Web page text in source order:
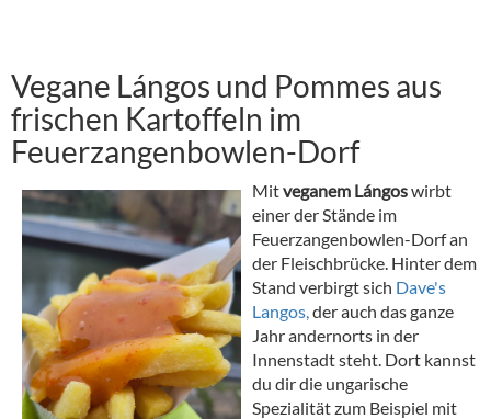
Vegane Lángos und Pommes aus
frischen Kartoffeln im
Feuerzangenbowlen-Dorf
Mitveganem Lángoswirbt
einer der Stände im
Feuerzangenbowlen-Dorf an
der Fleischbrücke. Hinter dem
Stand verbirgt sich Dave's
Langos, der auch das ganze
Jahr andernorts in der
Innenstadt steht. Dort kannst
du dir die ungarische
Spezialität zum Beispiel mit